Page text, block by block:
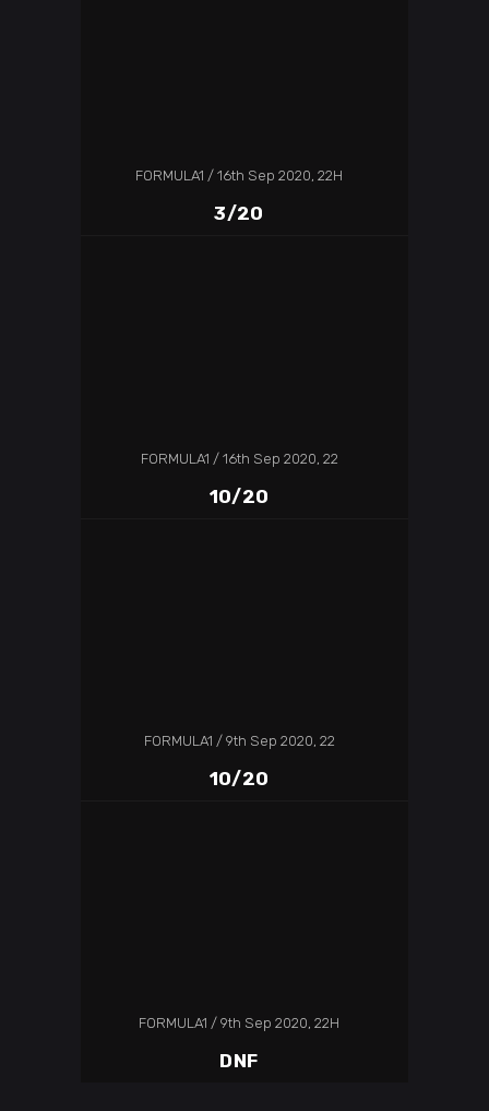
FORMULA1 16th Sep 2020, 22H
3/20
FORMULA1 16th Sep 2020, 22
10/20
FORMULA1 9th Sep 2020, 22
10/20
FORMULA1 9th Sep 2020, 22H
DNF